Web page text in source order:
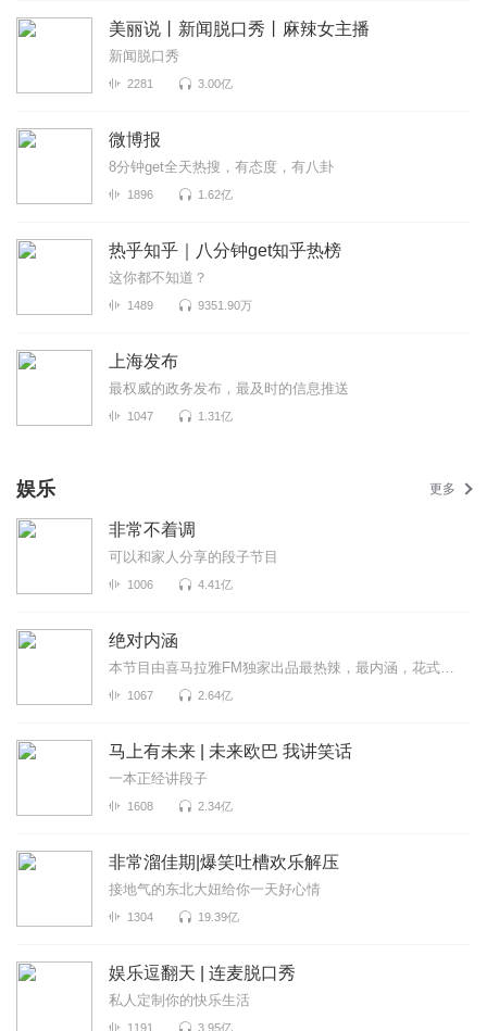
美丽说丨新闻脱口秀丨麻辣女主播
新闻脱口秀
2281 3.00亿
微博报
8分钟get全天热搜，有态度，有八卦
1896 1.62亿
热乎知乎｜八分钟get知乎热榜
这你都不知道？
1489 9351.90万
上海发布
最权威的政务发布，最及时的信息推送
1047 1.31亿
娱乐 更多
非常不着调
可以和家人分享的段子节目
1006 4.41亿
绝对内涵
本节目由喜马拉雅FM独家出品最热辣，最内涵，花式撩拨你的小耳朵~每周七天，每日不听不散！
1067 2.64亿
马上有未来 | 未来欧巴 我讲笑话
一本正经讲段子
1608 2.34亿
非常溜佳期|爆笑吐槽欢乐解压
接地气的东北大妞给你一天好心情
1304 19.39亿
娱乐逗翻天 | 连麦脱口秀
私人定制你的快乐生活
1191 3.95亿